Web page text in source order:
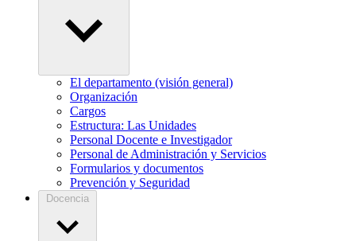
El departamento (visión general)
Organización
Cargos
Estructura: Las Unidades
Personal Docente e Investigador
Personal de Administración y Servicios
Formularios y documentos
Prevención y Seguridad
Docencia